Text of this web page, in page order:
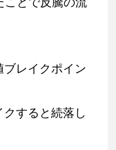
ブレイクポイン
すると続落し